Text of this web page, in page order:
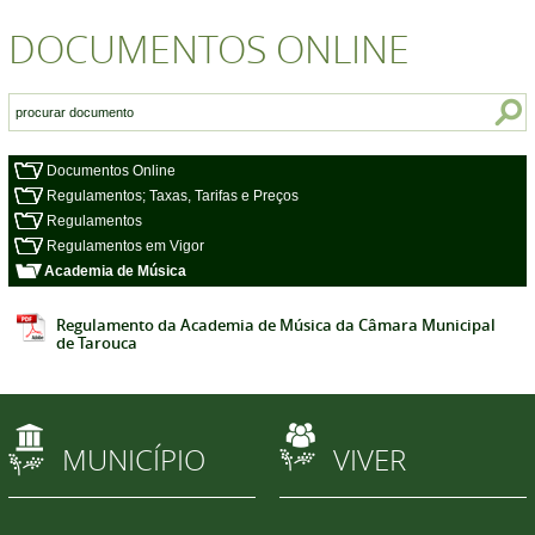
DOCUMENTOS ONLINE
Documentos Online
Regulamentos; Taxas, Tarifas e Preços
Regulamentos
Regulamentos em Vigor
Academia de Música
Regulamento da Academia de Música da Câmara Municipal
de Tarouca
MUNICÍPIO VIVER